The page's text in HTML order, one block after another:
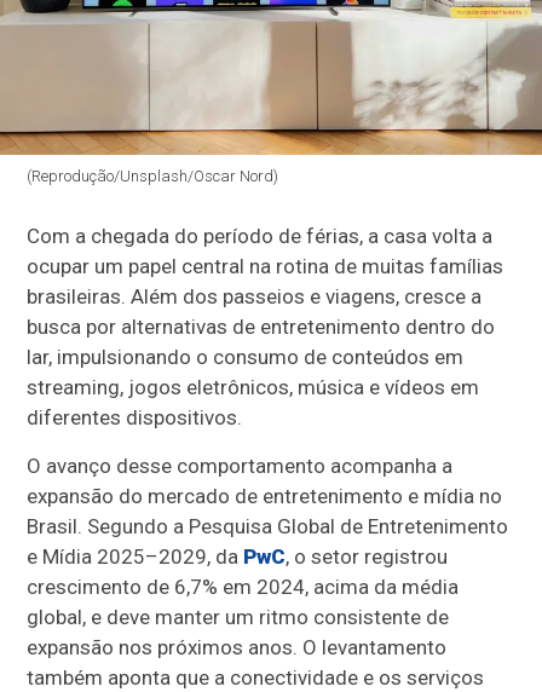
(Reprodução/Unsplash/Oscar Nord)
Com a chegada do período de férias, a casa volta a
ocupar um papel central na rotina de muitas famílias
brasileiras. Além dos passeios e viagens, cresce a
busca por alternativas de entretenimento dentro do
lar, impulsionando o consumo de conteúdos em
streaming, jogos eletrônicos, música e vídeos em
diferentes dispositivos.
O avanço desse comportamento acompanha a
expansão do mercado de entretenimento e mídia no
Brasil. Segundo a Pesquisa Global de Entretenimento
e Mídia 2025–2029, da PwC, o setor registrou
crescimento de 6,7% em 2024, acima da média
global, e deve manter um ritmo consistente de
expansão nos próximos anos. O levantamento
também aponta que a conectividade e os serviços